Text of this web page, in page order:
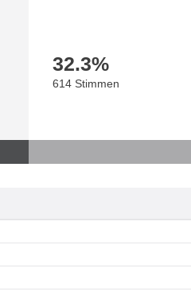
32.3%
614 Stimmen